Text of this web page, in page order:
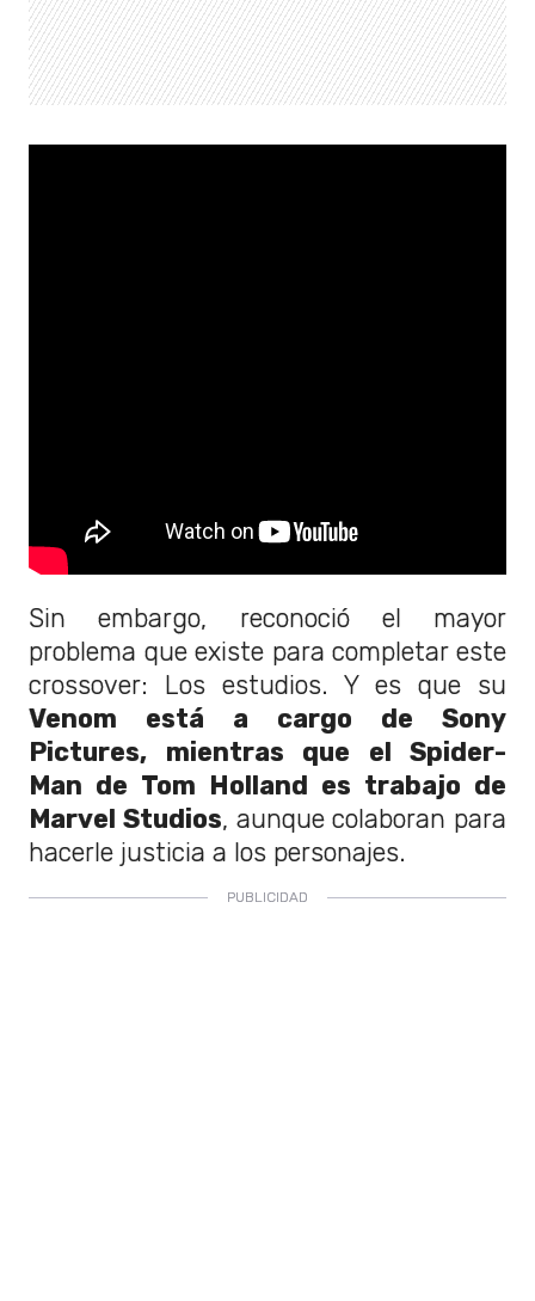
Sin embargo, reconoció el mayor
problema que existe para completar este
crossover: Los estudios. Y es que su
Venom está a cargo de Sony
Pictures, mientras que el Spider-
Man de Tom Holland es trabajo de
Marvel Studios, aunque colaboran para
hacerle justicia a los personajes.